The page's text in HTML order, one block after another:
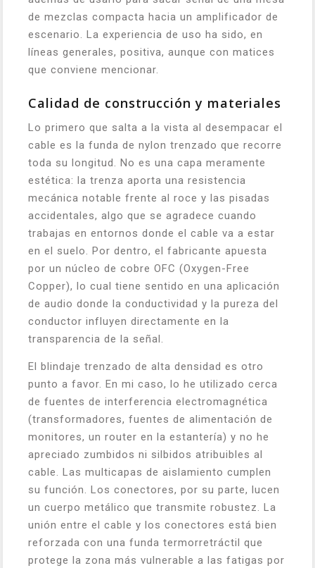
de mezclas compacta hacia un amplificador de
escenario. La experiencia de uso ha sido, en
líneas generales, positiva, aunque con matices
que conviene mencionar.
Calidad de construcción y materiales
Lo primero que salta a la vista al desempacar el
cable es la funda de nylon trenzado que recorre
toda su longitud. No es una capa meramente
estética: la trenza aporta una resistencia
mecánica notable frente al roce y las pisadas
accidentales, algo que se agradece cuando
trabajas en entornos donde el cable va a estar
en el suelo. Por dentro, el fabricante apuesta
por un núcleo de cobre OFC (Oxygen-Free
Copper), lo cual tiene sentido en una aplicación
de audio donde la conductividad y la pureza del
conductor influyen directamente en la
transparencia de la señal.
El blindaje trenzado de alta densidad es otro
punto a favor. En mi caso, lo he utilizado cerca
de fuentes de interferencia electromagnética
(transformadores, fuentes de alimentación de
monitores, un router en la estantería) y no he
apreciado zumbidos ni silbidos atribuibles al
cable. Las multicapas de aislamiento cumplen
su función. Los conectores, por su parte, lucen
un cuerpo metálico que transmite robustez. La
unión entre el cable y los conectores está bien
reforzada con una funda termorretráctil que
protege la zona más vulnerable a las fatigas por